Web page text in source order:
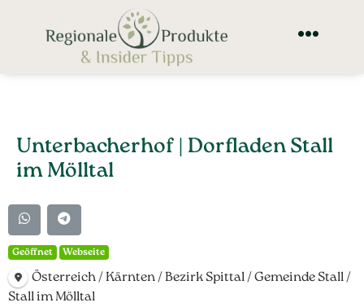
Unterbacherhof | Dorfladen Stall
im Mölltal
Geöffnet Webseite
Österreich / Kärnten / Bezirk Spittal / Gemeinde Stall /
Stall im Mölltal